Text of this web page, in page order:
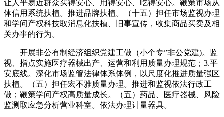
让人平易近群众买得安心、用得安心、吃得安心。鞭策市场从
体信用系统扶植。推进品牌扶植。（十五）担任市场监视办理
和学问产权科技取消息化扶植、旧事宣传，收集商品买卖及相
关办事的行为。
开展非公有制经济组织党建工做（小个专”非公党建)。监
视、指点实施医疗器械出产、运营和利用质量办理规范；3.平
安底线。深化市场监管法律体系体例，以尺度化推进质量强区
扶植。（五）担任宏不雅质量办理。推进和监视依法行政工
做；鞭策学问产权高质量成长。（五）药品、医疗器械、风险
监测取应急分析营业科室。依法办理计量器具。